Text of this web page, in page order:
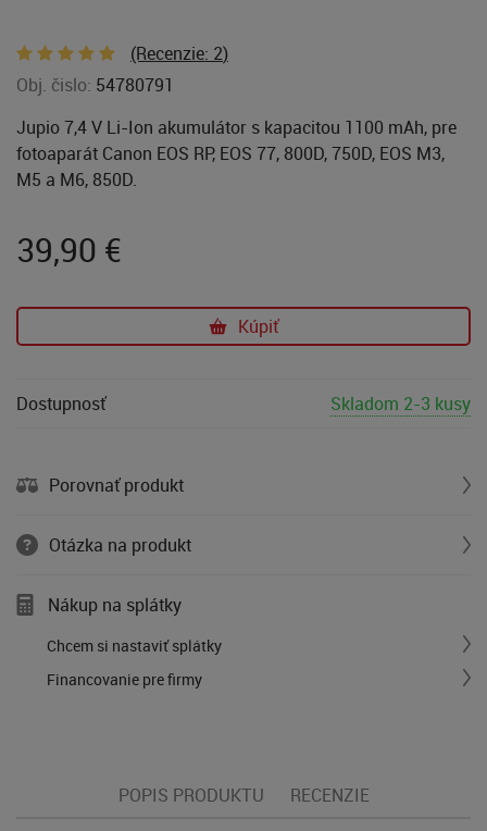
(Recenzie: 2)
Obj. čislo: 54780791
Jupio 7,4 V Li-Ion akumulátor s kapacitou 1100 mAh, pre
fotoaparát Canon EOS RP, EOS 77, 800D, 750D, EOS M3,
M5 a M6, 850D.
39,90 €
Kúpiť
Dostupnosť Skladom 2-3 kusy
Porovnať produkt
Otázka na produkt
Nákup na splátky
Chcem si nastaviť splátky
Financovanie pre firmy
POPIS PRODUKTU RECENZIE